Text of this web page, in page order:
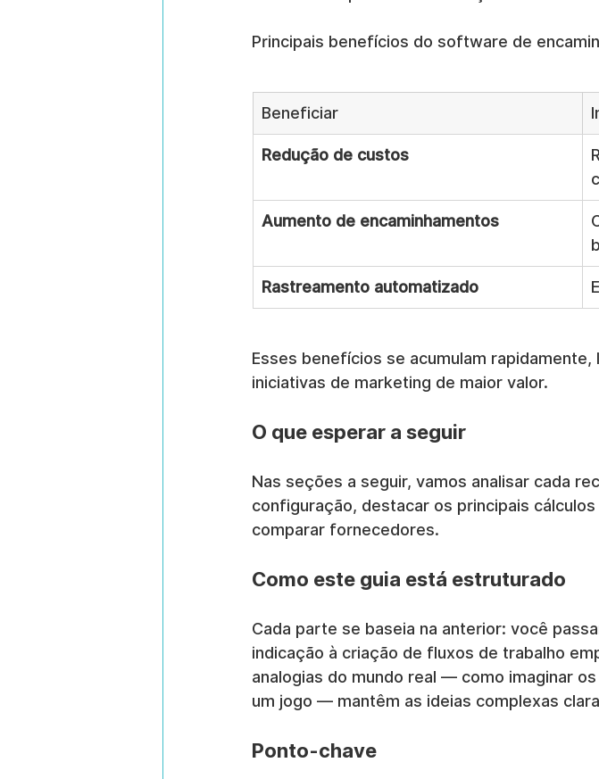
Principais benefícios do software de
Beneficiar
Redução de custos
Aumento de encaminhamentos
Rastreamento automatizado
Esses benefícios se acumulam
iniciativas de marketing de maior valor.
O que esperar a seguir
Nas seções a seguir, vamos analisar cada
configuração, destacar os principais
comparar fornecedores.
Como este guia está estruturado
Cada parte se baseia na anterior: você
indicação à criação de fluxos de trabalho
analogias do mundo real — como imaginar
um jogo — mantêm as ideias complexas
Ponto-chave